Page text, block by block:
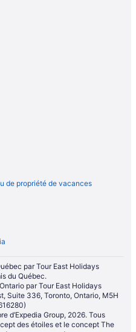
de propriété de vacances
par Tour East Holidays
du Québec.
par Tour East Holidays
Suite 336, Toronto, Ontario, M5H
d’Expedia Group, 2026. Tous
des étoiles et le concept The